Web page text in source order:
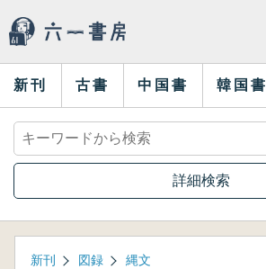
新刊 古書 中国書 韓国書
詳細検索
新刊 図録 縄文